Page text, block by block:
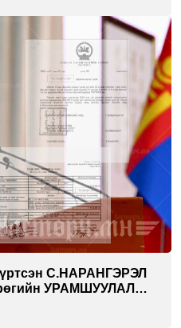
С.НАРАНГЭРЭЛ